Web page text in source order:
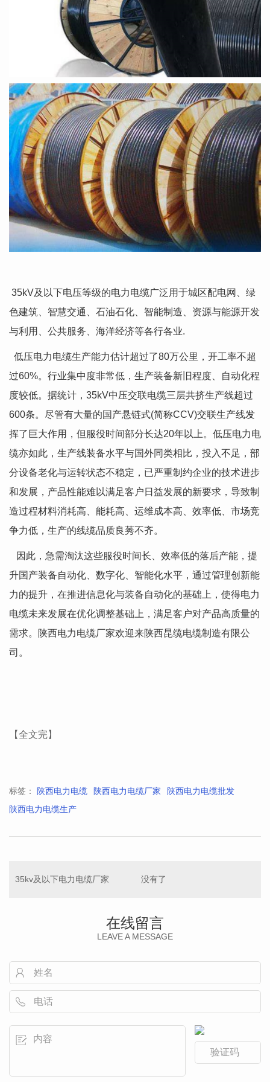
35kV及以下电压等级的电力电缆广泛用于城区配电网、绿
色建筑、智慧交通、石油石化、智能制造、资源与能源开发
与利用、公共服务、海洋经济等各行各业.
低压电力电缆生产能力估计超过了80万公里，开工率不超
过60%。行业集中度非常低，生产装备新旧程度、自动化程
度较低。据统计，35kV中压交联电缆三层共挤生产线超过
600条。尽管有大量的国产悬链式(简称CCV)交联生产线发
挥了巨大作用，但服役时间部分长达20年以上。低压电力电
缆亦如此，生产线装备水平与国外同类相比，投入不足，部
分设备老化与运转状态不稳定，已严重制约企业的技术进步
和发展，产品性能难以满足客户日益发展的新要求，导致制
造过程材料消耗高、能耗高、运维成本高、效率低、市场竞
争力低，生产的线缆品质良莠不齐。
因此，急需淘汰这些服役时间长、效率低的落后产能，提
升国产装备自动化、数字化、智能化水平，通过管理创新能
力的提升，在推进信息化与装备自动化的基础上，使得电力
电缆未来发展在优化调整基础上，满足客户对产品高质量的
需求。陕西电力电缆厂家欢迎来陕西昆缆电缆制造有限公
司。
【全文完】
标签： 陕西电力电缆 陕西电力电缆厂家
陕西电力电缆批发
陕西电力电缆生产
35kv及以下电力电缆厂家 没有了
在线留言
LEAVE A MESSAGE